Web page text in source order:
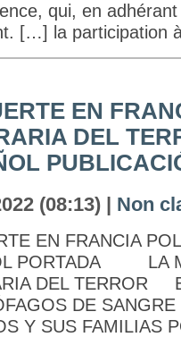
qui, en
[…] la participation
EN
DEL
(08:13) | Non
EN FRANCIA
PORTADA LA
DEL TERROR
DE
Y SUS